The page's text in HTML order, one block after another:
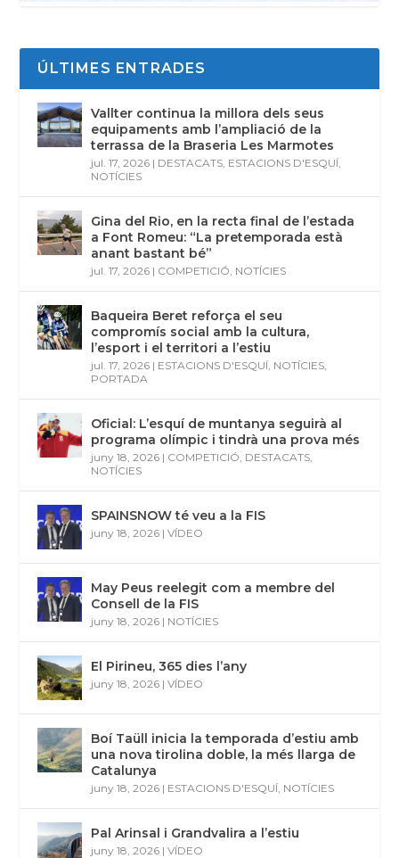
ÚLTIMES ENTRADES
Vallter continua la millora dels seus
equipaments amb l’ampliació de la
terrassa de la Braseria Les Marmotes
jul. 17, 2026 | DESTACATS ESTACIONS D'ESQUÍ
NOTÍCIES
Gina del Rio, en la recta final de l’estada
a Font Romeu: “La pretemporada està
anant bastant bé”
jul. 17, 2026 | COMPETICIÓ NOTÍCIES
Baqueira Beret reforça el seu
compromís social amb la cultura,
l’esport i el territori a l’estiu
jul. 17, 2026 | ESTACIONS D'ESQUÍ NOTÍCIES
PORTADA
Oficial: L’esquí de muntanya seguirà al
programa olímpic i tindrà una prova més
juny 18, 2026 | COMPETICIÓ DESTACATS
NOTÍCIES
SPAINSNOW té veu a la FIS
juny 18, 2026 |VÍDEO
May Peus reelegit com a membre del
Consell de la FIS
juny 18, 2026 | NOTÍCIES
El Pirineu, 365 dies l’any
juny 18, 2026 |VÍDEO
Boí Taüll inicia la temporada d’estiu amb
una nova tirolina doble, la més llarga de
Catalunya
juny 18, 2026 | ESTACIONS D'ESQUÍ NOTÍCIES
Pal Arinsal i Grandvalira a l’estiu
juny 18, 2026 |VÍDEO